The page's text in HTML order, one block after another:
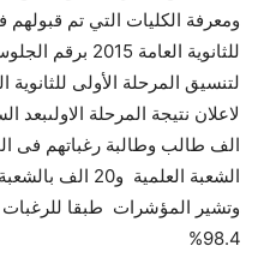
ومعرفة الكليات التي تم قبولهم
للثانوية العامة
وتشير المؤشرات طبقا
98.4%